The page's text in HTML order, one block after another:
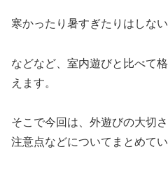
寒かったり暑すぎたりはしない
などなど、室内遊びと比べて
えます。
そこで今回は、外遊びの大切
注意点などについてまとめてい